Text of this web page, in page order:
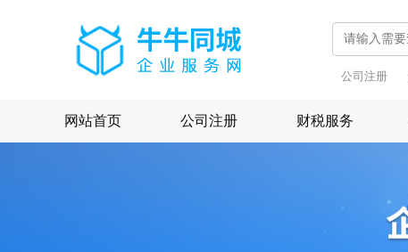
公司注册
网站首页 公司注册 财税服务